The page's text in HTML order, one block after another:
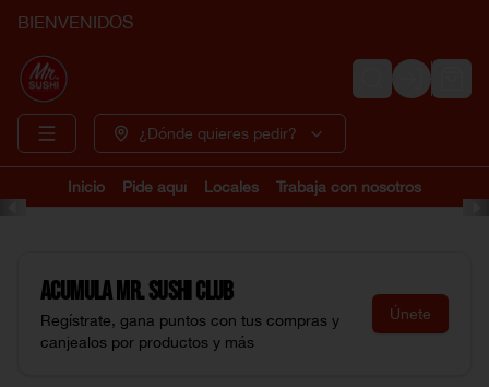
BIENVENIDOS
Login
¿Dónde quieres pedir?
Inicio Pide aquí Locales Trabaja con nosotros
AcumulaMr. Sushi Club
Regístrate, gana puntos con tus compras y
canjealos por productos y más
Únete